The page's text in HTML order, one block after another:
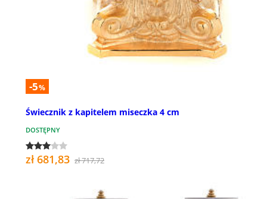
-5%
Świecznik z kapitelem miseczka 4 cm
DOSTĘPNY
zł 681,83 zł 717,72